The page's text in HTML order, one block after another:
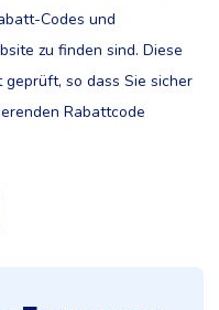
Codes und
zu finden sind. Diese
so dass Sie sicher
Rabattcode